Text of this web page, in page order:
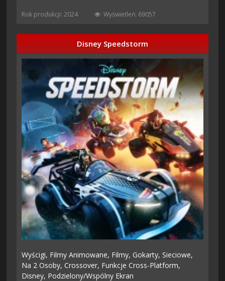
Rok produkcji: 2024 Wyświetleń: 69057
Disney Speedstorm
Wyścigi, Filmy Animowane, Filmy, Gokarty,Sieciowe,
Na 2 Osoby,Crossover, Funkcje Cross-Platform,
Disney, Podzielony/wspólny Ekran